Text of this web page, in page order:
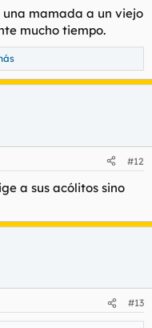
mamada a un viejo
mucho tiempo.
#12
a sus acólitos sino
#13